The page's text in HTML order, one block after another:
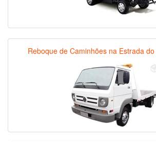
Reboque de Caminhões na Estrada